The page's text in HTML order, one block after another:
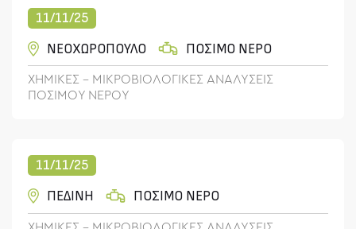
11/11/25
ΝΕΟΧΩΡΟΠΟΥΛΟ
ΠΟΣΙΜΟ ΝΕΡΟ
ΧΗΜΙΚΕΣ - ΜΙΚΡΟΒΙΟΛΟΓΙΚΕΣ ΑΝΑΛΥΣΕΙΣ
ΠΟΣΙΜΟΥ ΝΕΡΟΥ
11/11/25
ΠΕΔΙΝΗ
ΠΟΣΙΜΟ ΝΕΡΟ